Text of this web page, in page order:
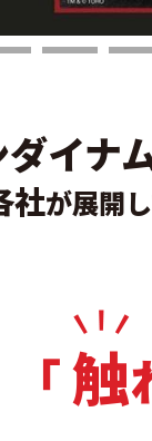
ダイナ
社が展開
触